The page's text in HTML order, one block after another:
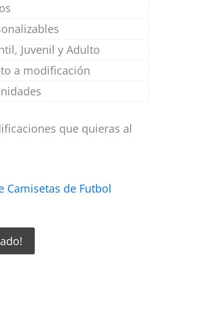
Juvenil y Adulto
a modificación
que quieras al
Camisetas de Futbol